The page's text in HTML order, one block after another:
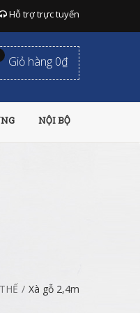
Hỗ trợ trực tuyến
Giỏ hàng 0₫
NỘI BỘ
/ Xà gỗ 2,4m